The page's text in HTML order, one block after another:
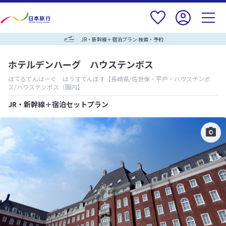
JR・新幹線＋宿泊プラン 検索・予約
ホテルデンハーグ ハウステンボス
ほてるでんはーぐ はうすてんぼす 【長崎県/佐世保・平戸・ハウステンボ
ス/ハウステンボス（園内】
JR・新幹線＋宿泊セットプラン